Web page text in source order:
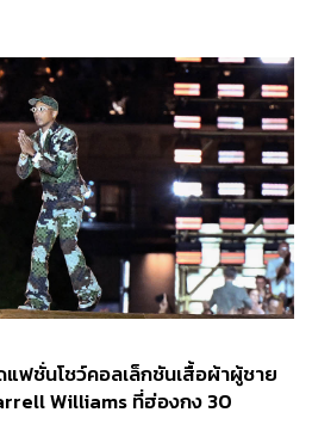
ฟชั่นโชว์คอลเล็กชันเสื้อผ้าผู้ชาย
Williams ที่ฮ่องกง 30